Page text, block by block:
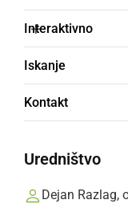
Interaktivno
Iskanje
Kontakt
Uredništvo
Dejan Razlag,
DRUŽABNO
Alpski kvintet
svojem
petek, 16. maj 2025 ob